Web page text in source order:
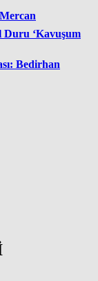
Duru ‘Kavuşum
Bedirhan